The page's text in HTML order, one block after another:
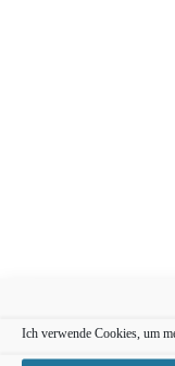
Ich verwende Cookies, um